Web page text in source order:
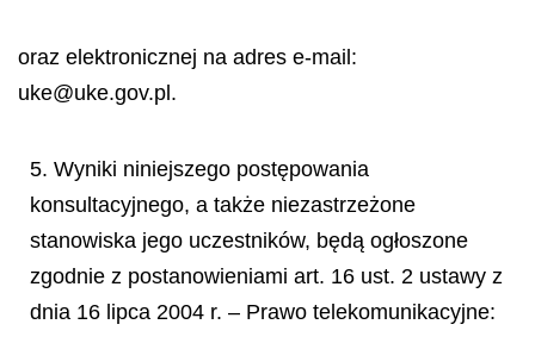
oraz elektronicznej na adres e-mail:
uke@uke.gov.pl.
5. Wyniki niniejszego postępowania
konsultacyjnego, a także niezastrzeżone
stanowiska jego uczestników, będą ogłoszone
zgodnie z postanowieniami art. 16 ust. 2 ustawy z
dnia 16 lipca 2004 r. – Prawo telekomunikacyjne: